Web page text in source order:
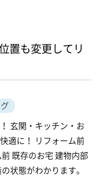
置も変更してリ
玄関・キッチン・お
適に！ リフォーム前
既存のお宅 建物内部
状態がわかります。